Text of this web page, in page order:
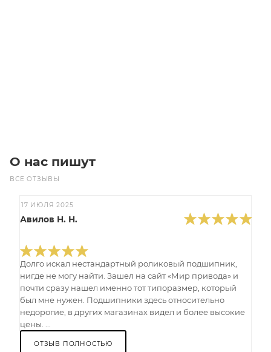
О нас пишут
ВСЕ ОТЗЫВЫ
17 ИЮЛЯ 2025
Авилов Н. Н.
Долго искал нестандартный роликовый подшипник,
нигде не могу найти. Зашел на сайт «Мир привода» и
почти сразу нашел именно тот типоразмер, который
был мне нужен. Подшипники здесь относительно
недорогие, в других магазинах видел и более высокие
цены. ...
ОТЗЫВ ПОЛНОСТЬЮ